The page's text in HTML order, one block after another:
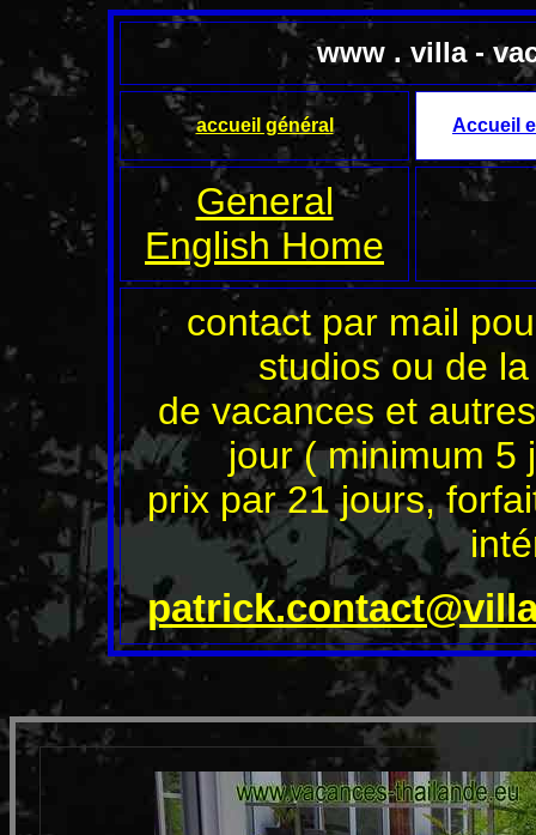
www . villa -
accueil général Accueil
General
English Home
contact par mail
studios ou de
de vacances et
jour ( minimum 5
prix par 21 jours,